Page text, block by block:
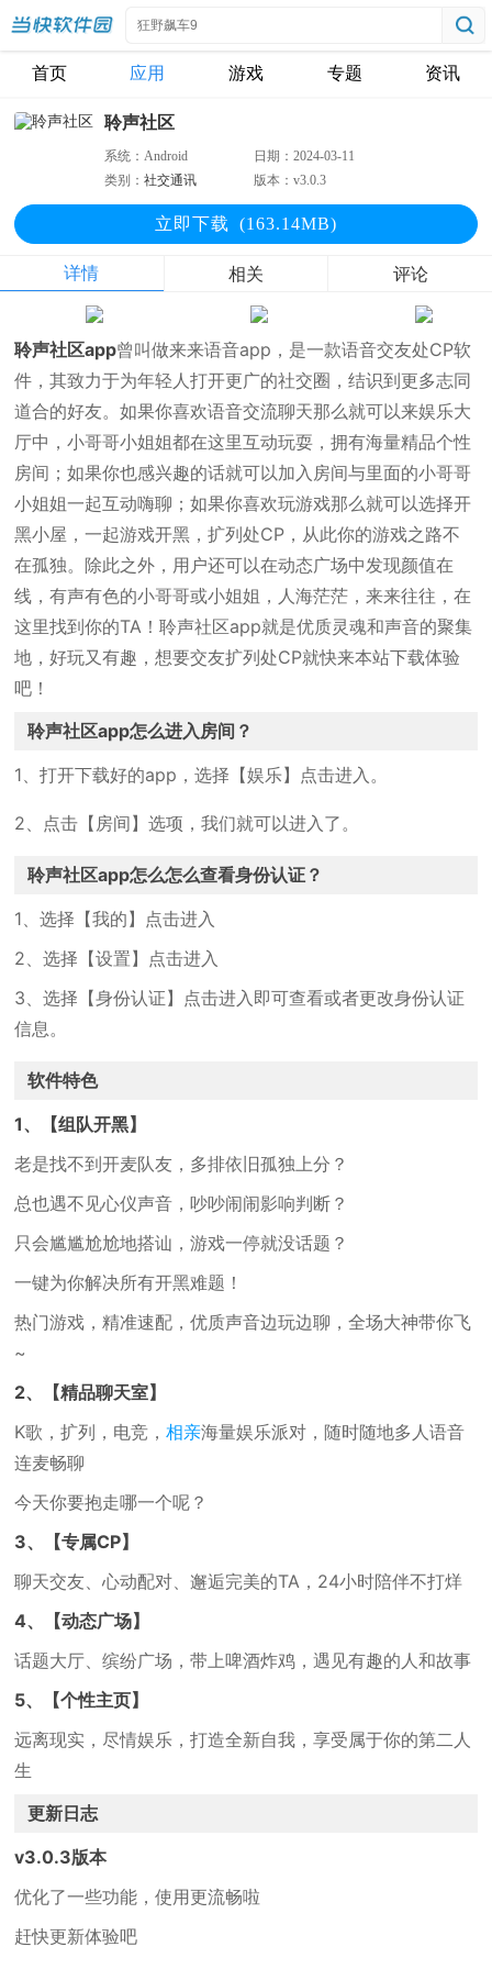
首页 应用 游戏 专题 资讯
聆声社区
系统：Android 日期：2024-03-11
类别：社交通讯 版本：v3.0.3
立即下载 (163.14MB)
详情 相关 评论
聆声社区app曾叫做来来语音app，是一款语音交友处CP软
件，其致力于为年轻人打开更广的社交圈，结识到更多志同
道合的好友。如果你喜欢语音交流聊天那么就可以来娱乐大
厅中，小哥哥小姐姐都在这里互动玩耍，拥有海量精品个性
房间；如果你也感兴趣的话就可以加入房间与里面的小哥哥
小姐姐一起互动嗨聊；如果你喜欢玩游戏那么就可以选择开
黑小屋，一起游戏开黑，扩列处CP，从此你的游戏之路不
在孤独。除此之外，用户还可以在动态广场中发现颜值在
线，有声有色的小哥哥或小姐姐，人海茫茫，来来往往，在
这里找到你的TA！聆声社区app就是优质灵魂和声音的聚集
地，好玩又有趣，想要交友扩列处CP就快来本站下载体验
吧！
聆声社区app怎么进入房间？
1、打开下载好的app，选择【娱乐】点击进入。
2、点击【房间】选项，我们就可以进入了。
聆声社区app怎么怎么查看身份认证？
1、选择【我的】点击进入
2、选择【设置】点击进入
3、选择【身份认证】点击进入即可查看或者更改身份认证
信息。
软件特色
1、【组队开黑】
老是找不到开麦队友，多排依旧孤独上分？
总也遇不见心仪声音，吵吵闹闹影响判断？
只会尴尴尬尬地搭讪，游戏一停就没话题？
一键为你解决所有开黑难题！
热门游戏，精准速配，优质声音边玩边聊，全场大神带你飞
~
2、【精品聊天室】
K歌，扩列，电竞，相亲海量娱乐派对，随时随地多人语音
连麦畅聊
今天你要抱走哪一个呢？
3、【专属CP】
聊天交友、心动配对、邂逅完美的TA，24小时陪伴不打烊
4、【动态广场】
话题大厅、缤纷广场，带上啤酒炸鸡，遇见有趣的人和故事
5、【个性主页】
远离现实，尽情娱乐，打造全新自我，享受属于你的第二人
生
更新日志
v3.0.3版本
优化了一些功能，使用更流畅啦
赶快更新体验吧